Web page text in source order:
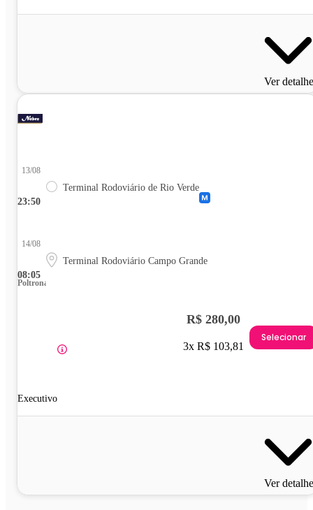
Ver
23:50
13/08
Terminal Rodoviário de Rio Verde
08:05
14/08
Terminal Rodoviário Campo Grande
Poltrona
Executivo
R$ 280,00
3x R$ 103,81
Selecionar
Ver